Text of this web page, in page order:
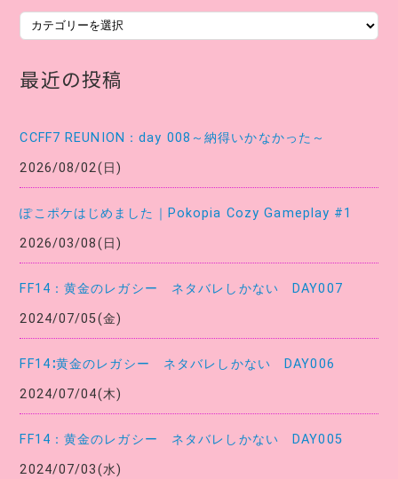
カ
テ
ゴ
リ
最近の投稿
CCFF7 REUNION：day 008～納得いかなかった～
2026/08/02(日)
ぽこポケはじめました｜Pokopia Cozy Gameplay #1
2026/03/08(日)
FF14：黄金のレガシー ネタバレしかない DAY007
2024/07/05(金)
FF14∶黄金のレガシー ネタバレしかない DAY006
2024/07/04(木)
FF14：黄金のレガシー ネタバレしかない DAY005
2024/07/03(水)